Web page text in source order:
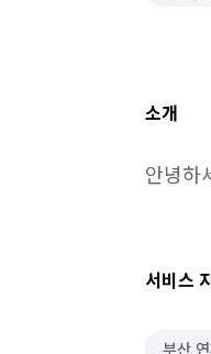
소개
안녕하
서비스
부산